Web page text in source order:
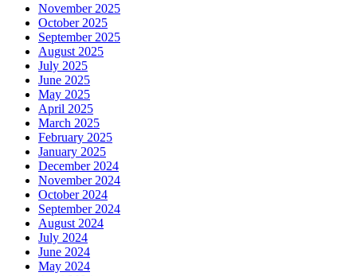
November 2025
October 2025
September 2025
August 2025
July 2025
June 2025
May 2025
April 2025
March 2025
February 2025
January 2025
December 2024
November 2024
October 2024
September 2024
August 2024
July 2024
June 2024
May 2024